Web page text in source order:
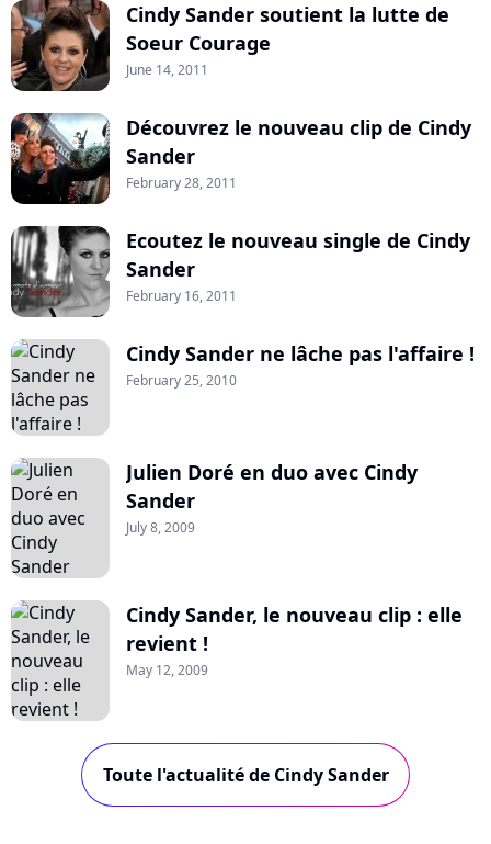
Cindy Sander soutient la lutte de
Soeur Courage
June 14, 2011
Découvrez le nouveau clip de Cindy
Sander
February 28, 2011
Ecoutez le nouveau single de Cindy
Sander
February 16, 2011
Cindy Sander ne lâche pas l'affaire !
February 25, 2010
Julien Doré en duo avec Cindy
Sander
July 8, 2009
Cindy Sander, le nouveau clip : elle
revient !
May 12, 2009
Toute l'actualité de Cindy Sander